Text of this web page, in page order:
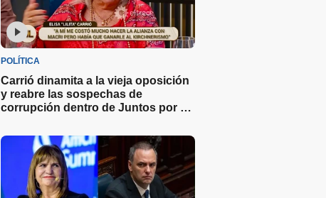
POLÍTICA
Carrió dinamita a la vieja oposición
y reabre las sospechas de
corrupción dentro de Juntos por el